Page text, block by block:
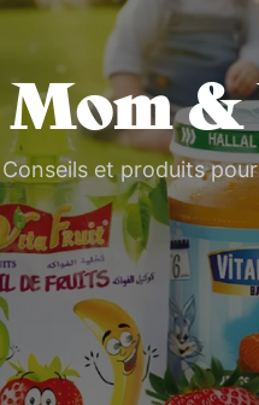
Mom &
Conseils et produits